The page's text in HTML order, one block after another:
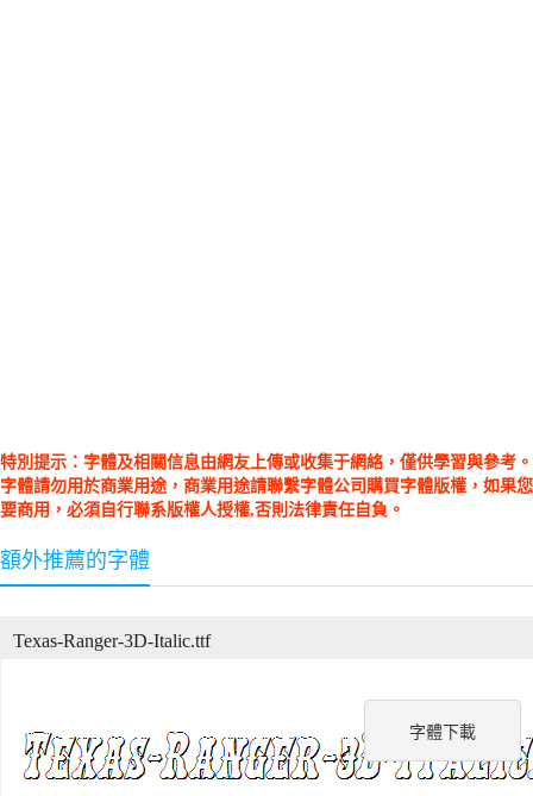
特別提示：字體及相關信息由網友上傳或收集于網絡，僅供學習與參考。
字體請勿用於商業用途，商業用途請聯繫字體公司購買字體版權，如果您
要商用，必須自行聯系版權人授權,否則法律責任自負。
額外推薦的字體
字體下載
Texas-Ranger-3D-Italic.ttf